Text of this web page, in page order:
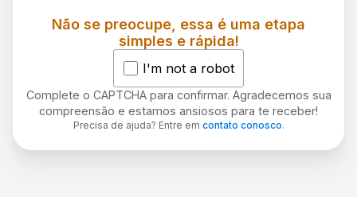
Não se preocupe, essa é uma etapa
simples e rápida!
I'm not a robot
Complete o CAPTCHA para confirmar. Agradecemos sua
compreensão e estamos ansiosos para te receber!
Precisa de ajuda? Entre em contato conosco.